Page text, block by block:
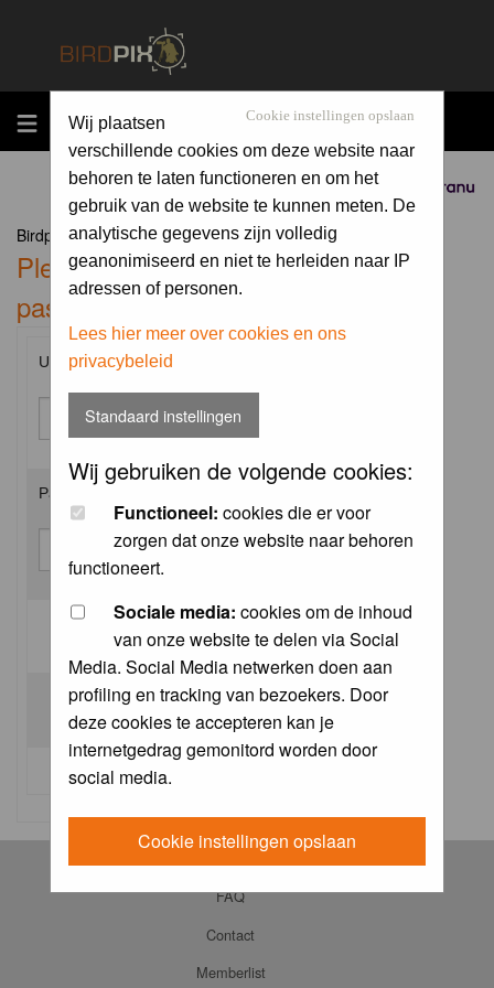
MENU
Sponsored by
Cookie instellingen opslaan
Wij plaatsen
verschillende cookies om deze website naar
behoren te laten functioneren en om het
gebruik van de website te kunnen meten. De
analytische gegevens zijn volledig
geanonimiseerd en niet te herleiden naar IP
adressen of personen.
Lees hier meer over cookies en ons
privacybeleid
Standaard instellingen
Wij gebruiken de volgende cookies:
Functioneel: cookies die er voor
zorgen dat onze website naar behoren
functioneert.
Sociale media: cookies om de inhoud
van onze website te delen via Social
Media. Social Media netwerken doen aan
profiling en tracking van bezoekers. Door
deze cookies te accepteren kan je
internetgedrag gemonitord worden door
social media.
Cookie instellingen opslaan
Birdpix.nl Forum Index
Please enter your username and
password to log in.
Username:
Password:
Log me on automatically each visit:
I forgot my password
FAQ
Contact
Memberlist